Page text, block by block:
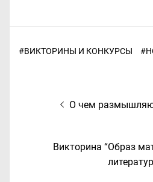
#ВИКТОРИНЫ И КОНКУРСЫ #
НавигацияПредыдущая
О чем
Следующая
Викторина “Образ